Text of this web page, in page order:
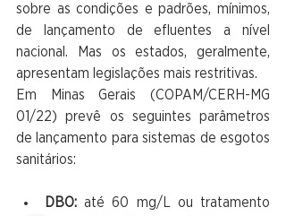
sobre as condições e padrões, mínimos,
de lançamento de efluentes a nível
nacional. Mas os estados, geralmente,
apresentam legislações mais restritivas.
Em Minas Gerais (COPAM/CERH-MG
01/22) prevê os seguintes parâmetros
de lançamento para sistemas de esgotos
sanitários:
DBO: até 60 mg/L ou tratamento